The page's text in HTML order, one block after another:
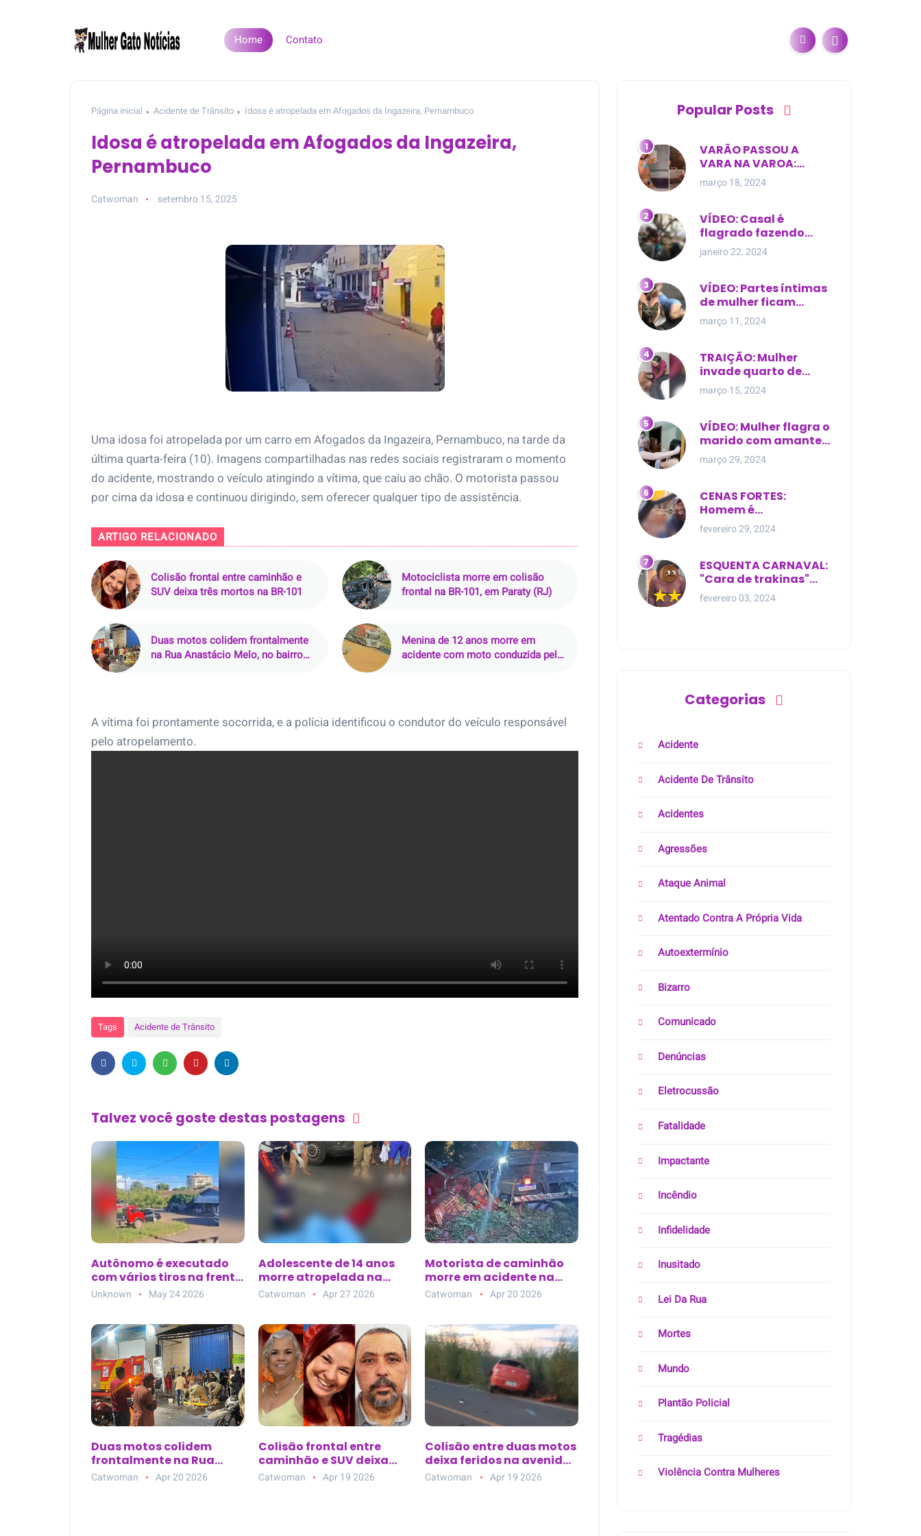
Home Contato
Página inicial Acidente de Trânsito Idosa é atropelada em Afogados da Ingazeira, Pernambuco
Idosa é atropelada em Afogados da Ingazeira,
Pernambuco
Catwoman setembro 15, 2025
Uma idosa foi atropelada por um carro em Afogados da Ingazeira, Pernambuco, na tarde da
última quarta-feira (10). Imagens compartilhadas nas redes sociais registraram o momento
do acidente, mostrando o veículo atingindo a vítima, que caiu ao chão. O motorista passou
por cima da idosa e continuou dirigindo, sem oferecer qualquer tipo de assistência.
ARTIGO RELACIONADO
Colisão frontal entre caminhão e
SUV deixa três mortos na BR-101
Motociclista morre em colisão
frontal na BR-101, em Paraty (RJ)
Duas motos colidem frontalmente
na Rua Anastácio Melo, no bairro
Menina de 12 anos morre em
acidente com moto conduzida pelo
A vítima foi prontamente socorrida, e a polícia identificou o condutor do veículo responsável
pelo atropelamento.
Tags Acidente de Trânsito
Talvez você goste destas postagens
Autônomo é executado
com vários tiros na frente
da família em Marabá
(PA); criminoso
antes de atirar
Unknown May 24 2026
Adolescente de 14 anos
morre atropelada na
ciclofaixa da avenida
Senador Lemos, em Belém
Catwoman Apr 27 2026
Motorista de caminhão
morre em acidente na
BA-144, entre Morro do
Chapéu e Várzea Nova
Catwoman Apr 20 2026
Duas motos colidem
frontalmente na Rua
Anastácio Melo, no bairro
Salgadinho, em
Catwoman Apr 20 2026
Colisão frontal entre
caminhão e SUV deixa
três mortos na BR-101
Catwoman Apr 19 2026
Colisão entre duas motos
deixa feridos na avenida
principal de Nova
Esperança do Piriá (PA)
Catwoman Apr 19 2026
Popular Posts
VARÃO PASSOU A
VARA NA VAROA:
Esposa de pregador
evangélico descobre
extra-conjugal
março 18, 2024
VÍDEO: Casal é
flagrado fazendo
sexo dentro de
cemitério, em cima de
janeiro 22, 2024
VÍDEO: Partes íntimas
de mulher ficam
expostas durante
briga em Manaus
março 11, 2024
TRAIÇÃO: Mulher
invade quarto de
motel e encontra o
marido com outra na
março 15, 2024
VÍDEO: Mulher flagra o
marido com amante
dentro da própria
residência
março 29, 2024
CENAS FORTES:
Homem é
brutalmente atacado
e morto a golpes de
fevereiro 29, 2024
ESQUENTA CARNAVAL:
"Cara de trakinas"
dança seminua no
meio da rua na Bahia
fevereiro 03, 2024
Categorias
Acidente
Acidente De Trânsito
Acidentes
Agressões
Ataque Animal
Atentado Contra A Própria Vida
Autoextermínio
Bizarro
Comunicado
Denúncias
Eletrocussão
Fatalidade
Impactante
Incêndio
Infidelidade
Inusitado
Lei Da Rua
Mortes
Mundo
Plantão Policial
Tragédias
Violência Contra Mulheres